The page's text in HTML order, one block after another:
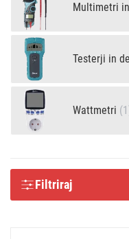
Multimetri
Testerji in
Wattmetri
Filtriraj